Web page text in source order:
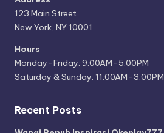
123 Main Street
New York, NY 10001
Hours
Monday–Friday: 9:00AM–5:00PM
Saturday & Sunday: 11:00AM–3:00PM
Recent Posts